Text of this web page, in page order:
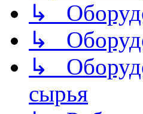
↳
↳
↳
сырья